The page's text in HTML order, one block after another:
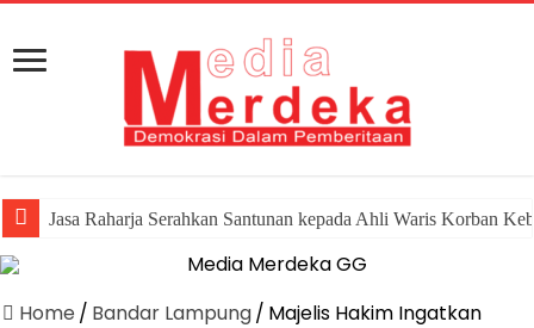
Jasa Raharja Serahkan Santunan kepada Ahli Waris Korban
Home / Bandar Lampung/ Majelis Hakim Ingatkan